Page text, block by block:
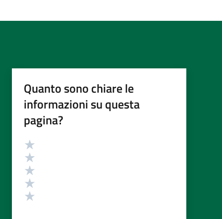
Quanto sono chiare le
informazioni su questa
pagina?
Valutazione